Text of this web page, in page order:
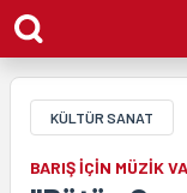
KÜLTÜR SANAT
BARIŞ İÇİN MÜZİK